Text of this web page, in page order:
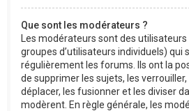
Que sont les modérateurs ?
Les modérateurs sont des
groupes d’utilisateurs individuels) qui
régulièrement les forums. Ils ont la
de supprimer les sujets, les
déplacer, les fusionner et les diviser
modèrent. En règle générale, les